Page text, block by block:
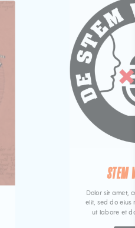
STEM
Dolor sit amet,
elit, sed do eius
ut labore et